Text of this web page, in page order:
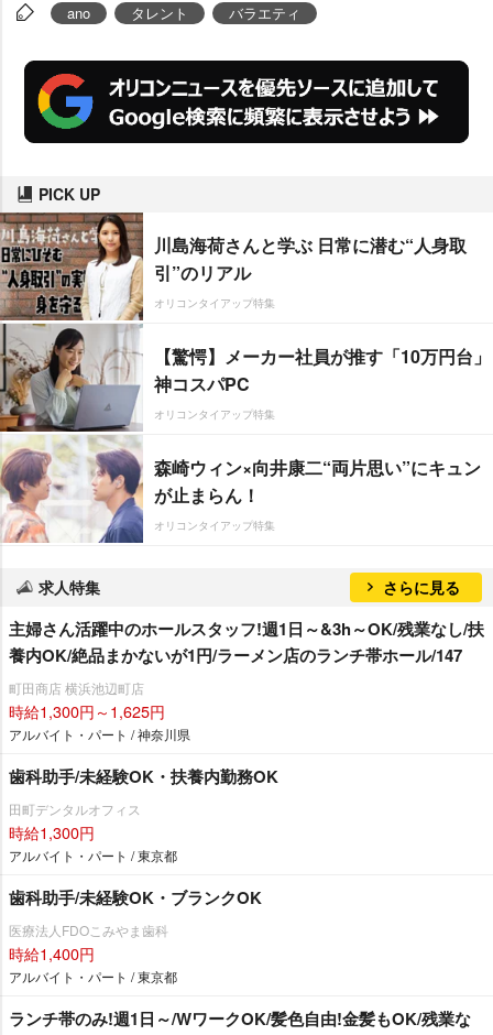
ano タレント バラエティ
PICK UP
川島海荷さんと学ぶ 日常に潜む“人身取
引”のリアル
オリコンタイアップ特集
【驚愕】メーカー社員が推す「10万円台」
神コスパPC
オリコンタイアップ特集
森崎ウィン×向井康二“両片思い”にキュン
が止まらん！
オリコンタイアップ特集
求人特集 さらに見る
主婦さん活躍中のホールスタッフ!週1日～&3h～OK/残業なし/扶
養内OK/絶品まかないが1円/ラーメン店のランチ帯ホール/147
町田商店 横浜池辺町店
時給1,300円～1,625円
アルバイト・パート / 神奈川県
歯科助手/未経験OK・扶養内勤務OK
田町デンタルオフィス
時給1,300円
アルバイト・パート / 東京都
歯科助手/未経験OK・ブランクOK
医療法人FDOこみやま歯科
時給1,400円
アルバイト・パート / 東京都
ランチ帯のみ!週1日～/WワークOK/髪色自由!金髪もOK/残業な